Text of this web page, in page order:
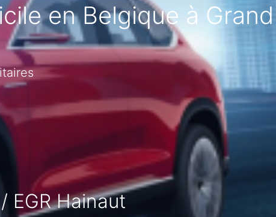
en Belgique à Grand
EGR Hainaut